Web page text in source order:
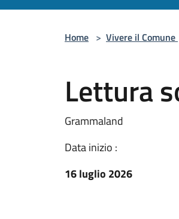
Home > Vivere il Comune
Lettura
Grammaland
Data inizio :
16 luglio 2026